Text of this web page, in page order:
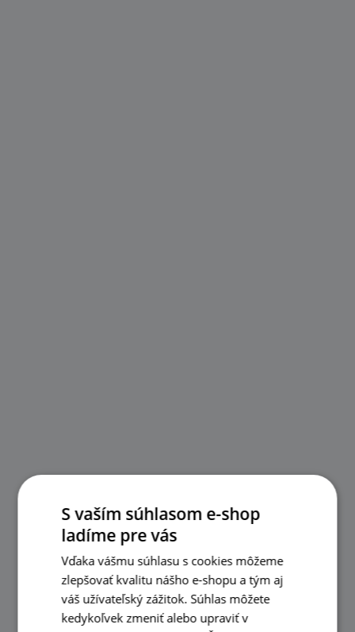
S vaším súhlasom e-shop
ladíme pre vás
Vďaka vášmu súhlasu s cookies môžeme
zlepšovať kvalitu nášho e-shopu a tým aj
váš užívateľský zážitok. Súhlas môžete
kedykoľvek zmeniť alebo upraviť v